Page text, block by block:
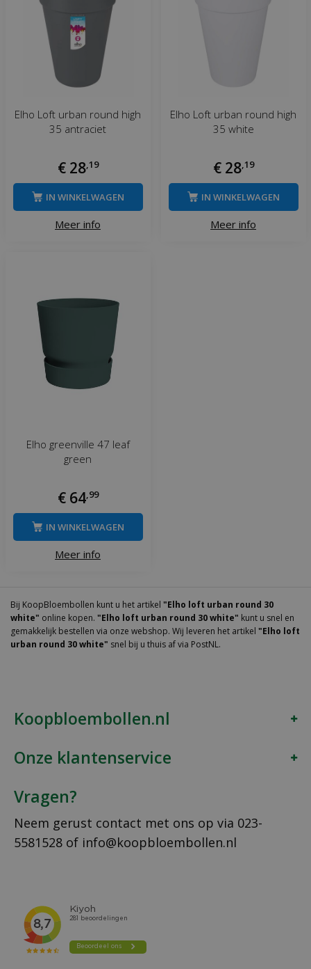
Elho Loft urban round high
35 antraciet
€ 28 19
Meer info
IN WINKELWAGEN
Elho Loft urban round high
35 white
€ 28 19
Meer info
IN WINKELWAGEN
Elho greenville 47 leaf
green
€ 64 99
Meer info
IN WINKELWAGEN
Bij KoopBloembollen kunt u het artikel "Elho loft urban round 30
white" online kopen. "Elho loft urban round 30 white" kunt u snel en
gemakkelijk bestellen via onze webshop. Wij leveren het artikel "Elho loft
urban round 30 white" snel bij u thuis af via PostNL.
Koopbloembollen.nl
Onze klantenservice
Vragen?
Neem gerust contact met ons op via 023-
5581528 of info@koopbloembollen.nl